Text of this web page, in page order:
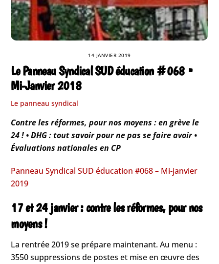
14 JANVIER 2019
Le Panneau Syndical SUD éducation #068 •
Mi-Janvier 2018
Le panneau syndical
Contre les réformes, pour nos moyens : en grève le
24 ! • DHG : tout savoir pour ne pas se faire avoir •
Évaluations nationales en CP
Panneau Syndical SUD éducation #068 – Mi-janvier
2019
17 et 24 janvier : contre les réformes, pour nos
moyens !
La rentrée 2019 se prépare maintenant. Au menu :
3550 suppressions de postes et mise en œuvre des